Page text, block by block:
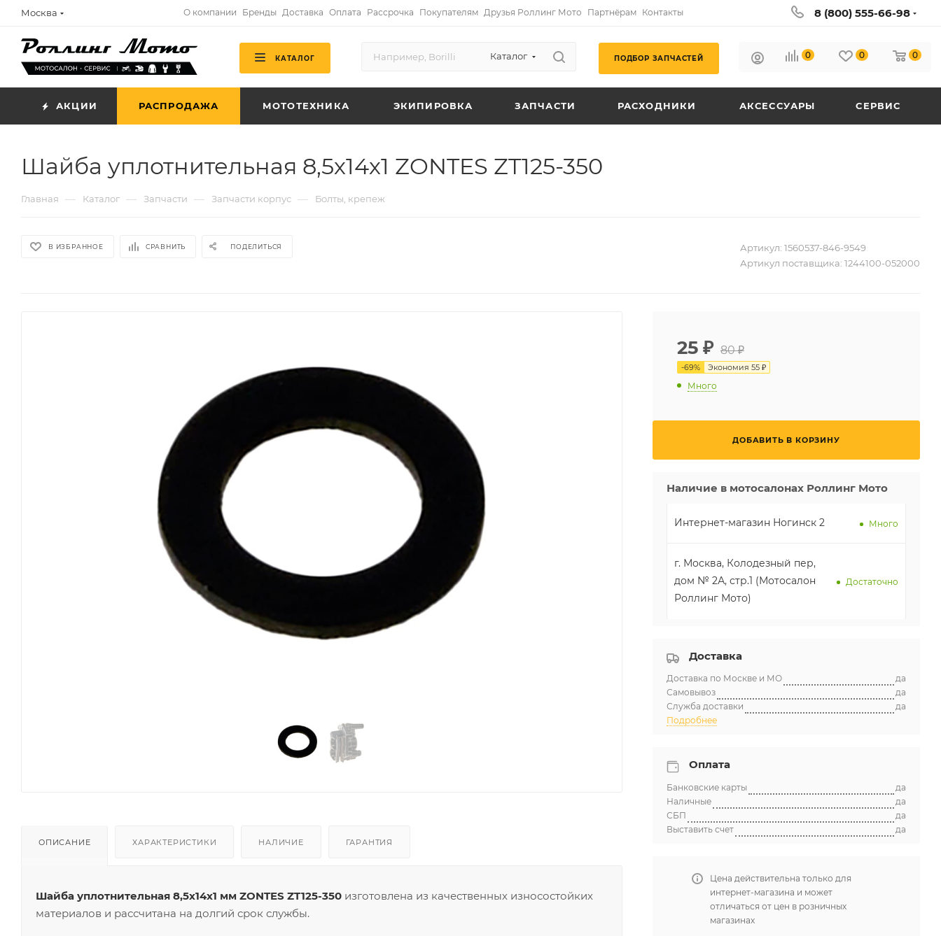
Москва О компании Бренды Доставка Оплата Рассрочка Покупателям Друзья Роллинг Мото Партнёрам Контакты 8 (800) 555-66-98
КАТАЛОГ Каталог ПОДБОР ЗАПЧАСТЕЙ 0 0 0
АКЦИИ РАСПРОДАЖА МОТОТЕХНИКА ЭКИПИРОВКА ЗАПЧАСТИ РАСХОДНИКИ АКСЕССУАРЫ СЕРВИС
Шайба уплотнительная 8,5х14х1 ZONTES ZT125-350
Главная — Каталог — Запчасти — Запчасти корпус — Болты, крепеж
В ИЗБРАННОЕ СРАВНИТЬ ПОДЕЛИТЬСЯ Артикул: 1560537-846-9549
Артикул поставщика: 1244100-052000
ОПИСАНИЕ ХАРАКТЕРИСТИКИ НАЛИЧИЕ ГАРАНТИЯ
Шайба уплотнительная 8,5х14х1 мм ZONTES ZT125-350 изготовлена из качественных износостойких
материалов и рассчитана на долгий срок службы.
25 ₽ 80 ₽
-69% Экономия 55 ₽
Много
ДОБАВИТЬ В КОРЗИНУ
Наличие в мотосалонах Роллинг Мото
Интернет-магазин Ногинск 2 Много
г. Москва, Колодезный пер,
дом № 2А, стр.1 (Мотосалон
Роллинг Мото)
Достаточно
Доставка
Доставка по Москве и МО
да
Самовывоз
да
Служба доставки
да
Подробнее
Оплата
Банковские карты
да
Наличные
да
СБП
да
Выставить счет
да
Цена действительна только для
интернет-магазина и может
отличаться от цен в розничных
магазинах